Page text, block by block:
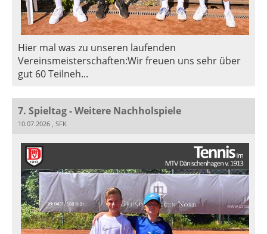
Hier mal was zu unseren laufenden
Vereinsmeisterschaften:Wir freuen uns sehr über
gut 60 Teilneh...
7. Spieltag - Weitere Nachholspiele
10.07.2026 , SFK